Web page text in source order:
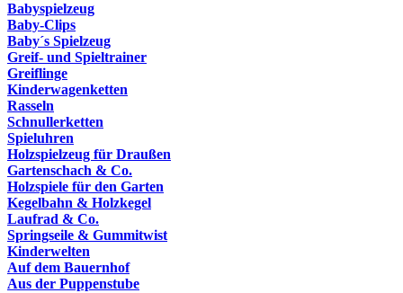
Babyspielzeug
Baby-Clips
Baby´s Spielzeug
Greif- und Spieltrainer
Greiflinge
Kinderwagenketten
Rasseln
Schnullerketten
Spieluhren
Holzspielzeug für Draußen
Gartenschach & Co.
Holzspiele für den Garten
Kegelbahn & Holzkegel
Laufrad & Co.
Springseile & Gummitwist
Kinderwelten
Auf dem Bauernhof
Aus der Puppenstube